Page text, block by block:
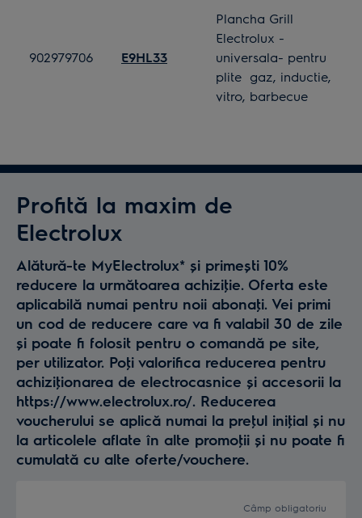
902979706 E9HL33
Plancha Grill
Electrolux -
universala- pentru
plite gaz, inductie,
vitro, barbecue
Profită la maxim de
Electrolux
Alătură-te MyElectrolux* și primești 10%
reducere la următoarea achiziţie. Oferta este
aplicabilă numai pentru noii abonaţi. Vei primi
un cod de reducere care va fi valabil 30 de zile
și poate fi folosit pentru o comandă pe site,
per utilizator. Poţi valorifica reducerea pentru
achiziţionarea de electrocasnice și accesorii la
https://www.electrolux.ro/. Reducerea
voucherului se aplică numai la preţul iniţial și nu
la articolele aflate în alte promoţii și nu poate fi
cumulată cu alte oferte/vouchere.
Câmp obligatoriu